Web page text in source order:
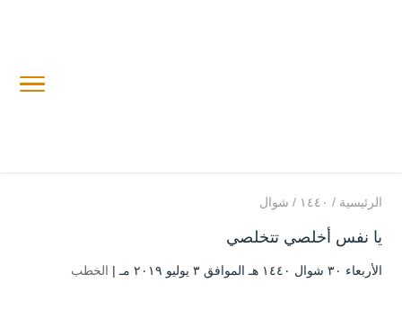
الرئيسية / ۱٤٤۰ / شوال
يا نفس أخلصي تتخلصي
الأربعاء ۳۰ شوال ۱٤٤۰ هـ الموافق ۳ يوليو ۲۰۱۹ مـ | الخطب